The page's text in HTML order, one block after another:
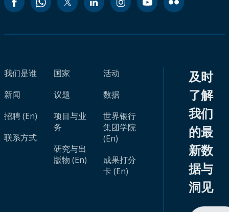
我们是谁
新闻
招聘 (En)
联系方式
国家
议题
项目与业
务
研究与出
版物 (En)
活动
数据
世界银行
集团学院
(En)
成果打分
卡 (En)
及时
了解
我们
的最
新数
据与
洞见